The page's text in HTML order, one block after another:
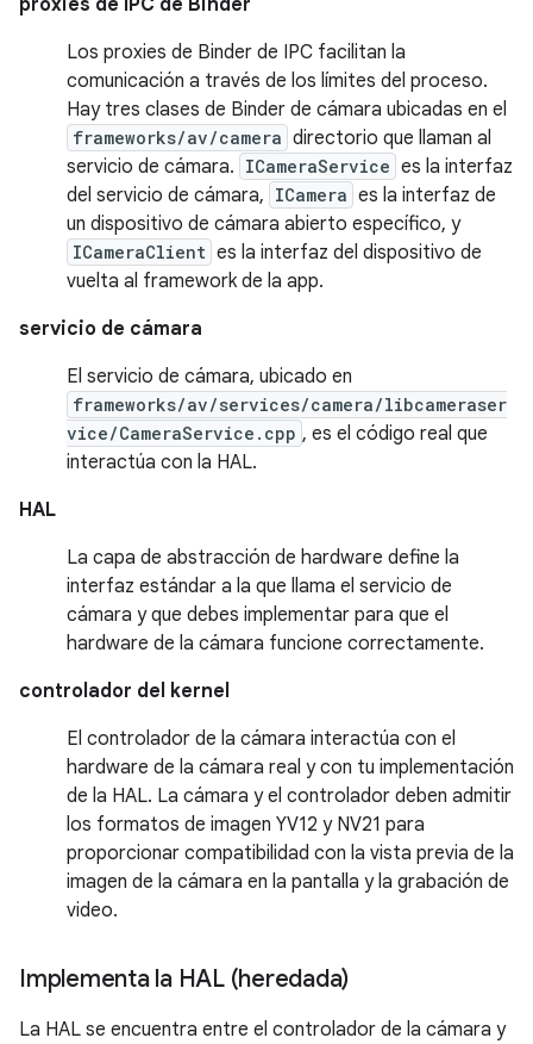
Los proxies de Binder de IPC facilitan la
comunicación a través de los límites del proceso.
Hay tres clases de Binder de cámara ubicadas en el
frameworks/av/camera directorio que llaman al
servicio de cámara. ICameraService es la interfaz
del servicio de cámara, ICamera es la interfaz de
un dispositivo de cámara abierto específico, y
ICameraClient es la interfaz del dispositivo de
vuelta al framework de la app.
servicio de cámara
El servicio de cámara, ubicado en
frameworks/av/services/camera/libcameraser
vice/CameraService.cpp , es el código real que
interactúa con la HAL.
HAL
La capa de abstracción de hardware define la
interfaz estándar a la que llama el servicio de
cámara y que debes implementar para que el
hardware de la cámara funcione correctamente.
controlador del kernel
El controlador de la cámara interactúa con el
hardware de la cámara real y con tu implementación
de la HAL. La cámara y el controlador deben admitir
los formatos de imagen YV12 y NV21 para
proporcionar compatibilidad con la vista previa de la
imagen de la cámara en la pantalla y la grabación de
video.
Implementa la HAL (heredada)
La HAL se encuentra entre el controlador de la cámara y